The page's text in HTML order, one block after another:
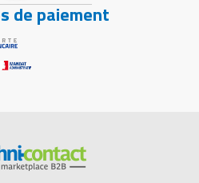
de paiement